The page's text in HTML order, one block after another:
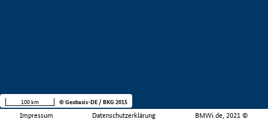
Impressum Datenschutzerklärung BMWi.de, 2021 ©
100 km © Geobasis-DE / BKG 2015